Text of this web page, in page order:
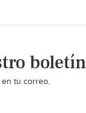
boletín
en tu correo.